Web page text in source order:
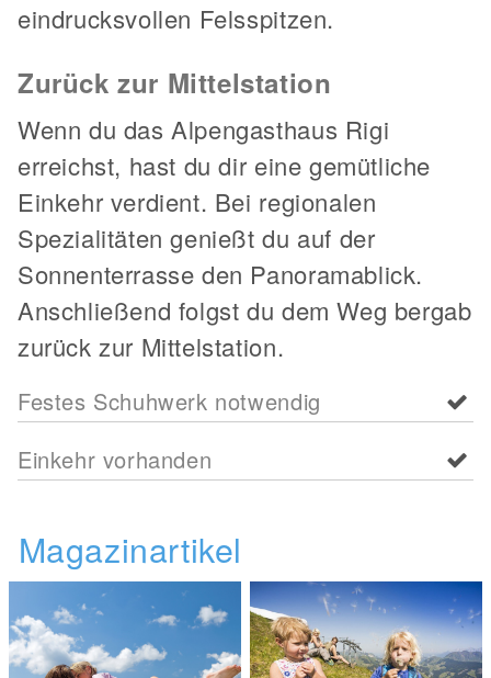
eindrucksvollen Felsspitzen.
Zurück zur Mittelstation
Wenn du das Alpengasthaus Rigi
erreichst, hast du dir eine gemütliche
Einkehr verdient. Bei regionalen
Spezialitäten genießt du auf der
Sonnenterrasse den Panoramablick.
Anschließend folgst du dem Weg bergab
zurück zur Mittelstation.
Festes Schuhwerk notwendig
Einkehr vorhanden
Magazinartikel